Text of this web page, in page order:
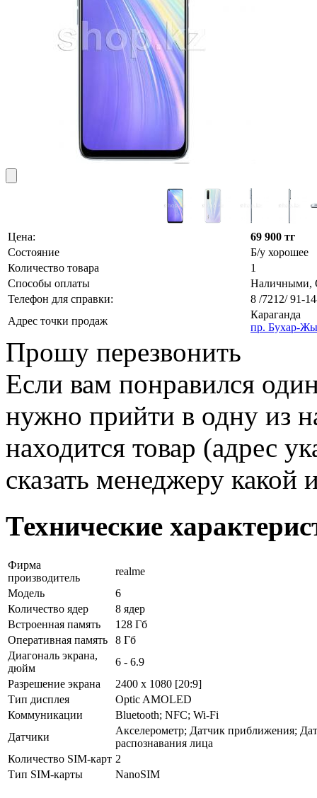
Цена:
69 900 тг
Состояние
Б/у хорошее
Количество товара
1
Способы оплаты
Наличными,
Телефон для справки:
8 /7212/ 91-
Адрес точки продаж
Караганда
пр. Бухар-
Прошу перезвонить
Если вам понравился
нужно прийти в одну из
находится товар (адрес
сказать менеджеру
Технические
Фирма
производитель
realme
Модель
6
Количество ядер
8 ядер
Встроенная память
128 Гб
Оперативная память
8 Гб
Диагональ экрана,
дюйм
6 - 6.9
Разрешение экрана
2400 x 1080 [20:9]
Тип дисплея
Optic AMOLED
Коммуникации
Bluetooth; NFC; Wi-Fi
Датчики
Акселерометр; Датчик приближения;
распознавания лица
Количество SIM-карт 2
Тип SIM-карты
NanoSIM